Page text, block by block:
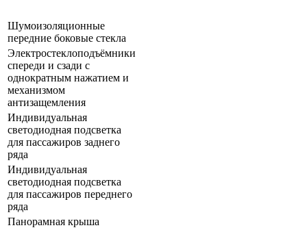
Шумоизоляционные
передние боковые стекла
Электростеклоподъёмники
спереди и сзади с
однократным нажатием и
механизмом
антизащемления
Индивидуальная
светодиодная подсветка
для пассажиров заднего
ряда
Индивидуальная
светодиодная подсветка
для пассажиров переднего
ряда
Панорамная крыша